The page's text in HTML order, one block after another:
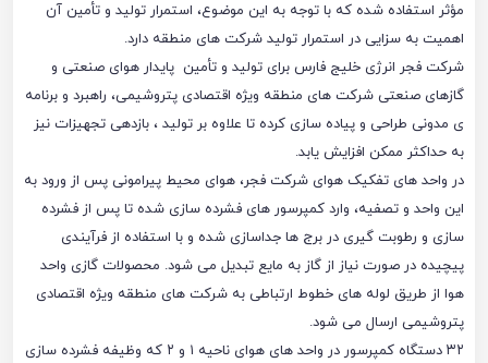
مؤثر استفاده شده که با توجه به این موضوع، استمرار تولید و تأمین آن
اهمیت به سزایی در استمرار تولید شرکت های منطقه دارد.
شرکت فجر انرژی خلیج فارس برای تولید و تأمین پایدار هوای صنعتی و
گازهای صنعتی شرکت های منطقه ویژه اقتصادی پتروشیمی، راهبرد و برنامه
ی مدونی طراحی و پیاده سازی کرده تا علاوه بر تولید ، بازدهی تجهیزات نیز
به حداکثر ممکن افزایش یابد.
در واحد های تفکیک هوای شرکت فجر، هوای محیط پیرامونی پس از ورود به
این واحد و تصفیه، وارد کمپرسور های فشرده سازی شده تا پس از فشرده
سازی و رطوبت گیری در برج ها جداسازی شده و با استفاده از فرآیندی
پیچیده در صورت نیاز از گاز به مایع تبدیل می شود. محصولات گازی واحد
هوا از طریق لوله های خطوط ارتباطی به شرکت های منطقه ویژه اقتصادی
پتروشیمی ارسال می شود.
۳۲ دستگاه کمپرسور در واحد های هوای ناحیه ۱ و ۲ که وظیفه فشرده سازی